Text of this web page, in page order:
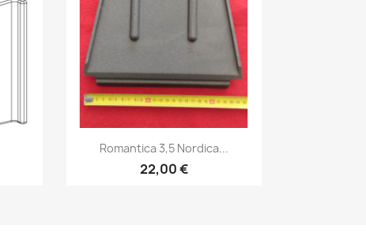
Anteprima
Romantica 3,5 Nordica...
22,00 €